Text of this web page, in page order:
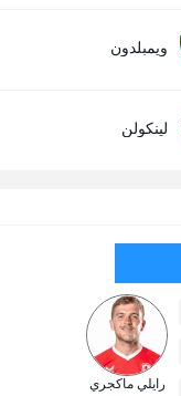
ويمبلدون
لينكولن
رايلي ماكجري